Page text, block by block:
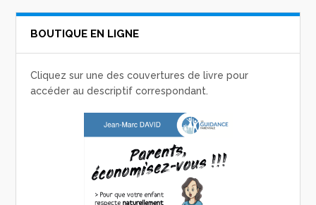
BOUTIQUE EN LIGNE
Cliquez sur une des couvertures de livre pour
accéder au descriptif correspondant.